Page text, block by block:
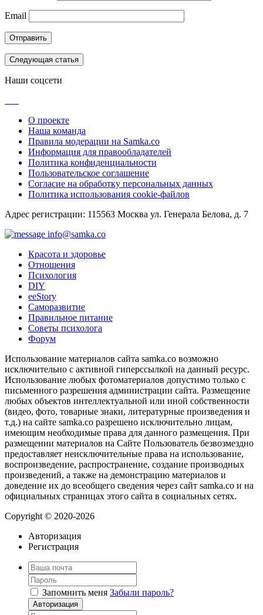
Email
Следующая статья
Наши соцсети
О проекте
Наша команда
Правила модерации на Samka.co
Информация для правообладателей
Политика конфиденциальности
Пользовательское соглашение
Согласие на обработку персональных данных
Политика использования cookie-файлов
Адрес регистрации: 115563 Москва ул. Генерала Белова, д. 7
info@samka.co
Красота и здоровье
Отношения
Психология
DIY
ееStory
Саморазвитие
Правильное питание
Советы психолога
Форум
Использование материалов сайта samka.co возможно
исключительно с активной гиперссылкой на данный ресурс.
Использование любых фотоматериалов допустимо только с
письменного разрешения администрации сайта. Размещение
любых объектов интеллектуальной или иной собственности
(видео, фото, товарные знаки, литературные произведения и
т.д.) на сайте samka.co разрешено исключительно лицам,
имеющим необходимые права для данного размещения. При
размещении материалов на Сайте Пользователь безвозмездно
предоставляет неисключительные права на использование,
воспроизведение, распространение, создание производных
произведений, а также на демонстрацию материалов и
доведение их до всеобщего сведения через сайт samka.co и на
официальных страницах этого сайта в социальных сетях.
Copyright © 2020-2026
Авторизация
Регистрация
Запомнить меня Забыли пароль?
Авторизация